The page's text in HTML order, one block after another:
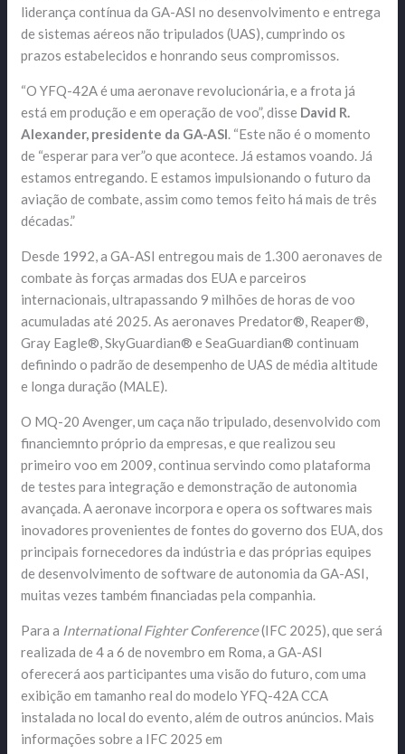
liderança contínua da GA-ASI no desenvolvimento e entrega
de sistemas aéreos não tripulados (UAS), cumprindo os
prazos estabelecidos e honrando seus compromissos.
“O YFQ-42A é uma aeronave revolucionária, e a frota já
está em produção e em operação de voo”, disse David R.
Alexander, presidente da GA-ASI. “Este não é o momento
de “esperar para ver”o que acontece. Já estamos voando. Já
estamos entregando. E estamos impulsionando o futuro da
aviação de combate, assim como temos feito há mais de três
décadas.”
Desde 1992, a GA-ASI entregou mais de 1.300 aeronaves de
combate às forças armadas dos EUA e parceiros
internacionais, ultrapassando 9 milhões de horas de voo
acumuladas até 2025. As aeronaves Predator®, Reaper®,
Gray Eagle®, SkyGuardian® e SeaGuardian® continuam
definindo o padrão de desempenho de UAS de média altitude
e longa duração (MALE).
O MQ-20 Avenger, um caça não tripulado, desenvolvido com
financiemnto próprio da empresas, e que realizou seu
primeiro voo em 2009, continua servindo como plataforma
de testes para integração e demonstração de autonomia
avançada. A aeronave incorpora e opera os softwares mais
inovadores provenientes de fontes do governo dos EUA, dos
principais fornecedores da indústria e das próprias equipes
de desenvolvimento de software de autonomia da GA-ASI,
muitas vezes também financiadas pela companhia.
Para a International Fighter Conference(IFC 2025), que será
realizada de 4 a 6 de novembro em Roma, a GA-ASI
oferecerá aos participantes uma visão do futuro, com uma
exibição em tamanho real do modelo YFQ-42A CCA
instalada no local do evento, além de outros anúncios. Mais
informações sobre a IFC 2025 em